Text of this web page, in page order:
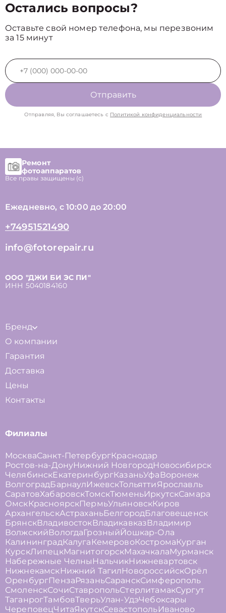
Остались вопросы?
Оставьте свой номер телефона, мы перезвоним
за 15 минут
Отправить
Отправляя, Вы соглашаетесь с Политикой конфиденциальности
Ремонт
фотоаппаратов
Все правы защищены (с)
Ежедневно, с 10:00 до 20:00
+74951521490
info@fotorepair.ru
ООО "ДЖИ БИ ЭС ПИ"
ИНН 5040184160
Бренд
О компании
Гарантия
Доставка
Цены
Контакты
Филиалы
МоскваСанкт-ПетербургКраснодар
Ростов-на-ДонуНижний НовгородНовосибирск
ЧелябинскЕкатеринбургКазаньУфа Воронеж
ВолгоградБарнаулИжевскТольяттиЯрославль
СаратовХабаровскТомскТюменьИркутскСамара
ОмскКрасноярскПермьУльяновскКиров
АрхангельскАстраханьБелгородБлаговещенск
БрянскВладивостокВладикавказВладимир
ВолжскийВологдаГрозныйЙошкар-Ола
КалининградКалуга КемеровоКостромаКурган
КурскЛипецкМагнитогорскМахачкалаМурманск
Набережные Челны НальчикНижневартовск
НижнекамскНижний ТагилНовороссийскОрёл
ОренбургПензаРязаньСаранскСимферополь
СмоленскСочиСтавропольСтерлитамакСургут
ТаганрогТамбовТверьУлан-УдэЧебоксары
ЧереповецЧитаЯкутскСевастопольИваново